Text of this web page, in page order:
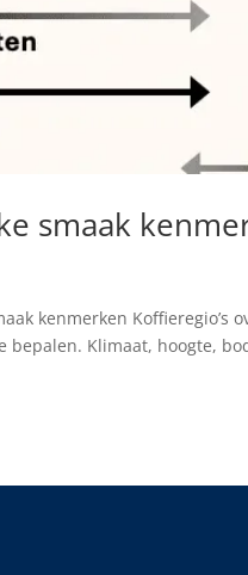
smaak
kenmerken
bepalen. Klimaat, hoogte,